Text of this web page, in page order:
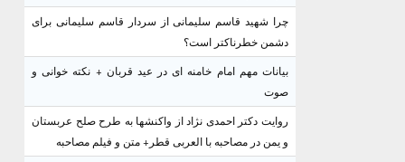
چرا شهید قاسم سلیمانی از سردار قاسم سلیمانی برای
دشمن خطرناکتر است؟
بیانات مهم امام خامنه ای در عید قربان + نکته خوانی و
صوت
روایت دکتر احمدی نژاد از واکنشها به طرح صلح عربستان
و یمن در مصاحبه با العربی قطر+ متن و فیلم مصاحبه